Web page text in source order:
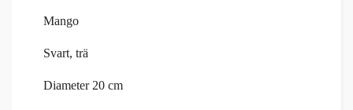
Mango
Svart, trä
Diameter 20 cm